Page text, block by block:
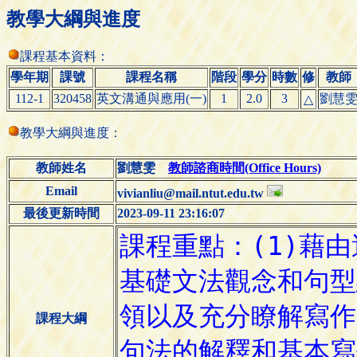
教學大綱與進度
課程基本資料：
學年期
課號 課程名稱 階段 學分 時數 修
教師
112-1
320458 英文溝通與應用(一) 1 2.0 3 △ 劉慧雯
教學大綱與進度：
教師姓名 劉慧雯教師諮商時間(Office Hours)
Email
vivianliu@mail.ntut.edu.tw
最後更新時間
2023-09-11 23:16:07
課程大綱